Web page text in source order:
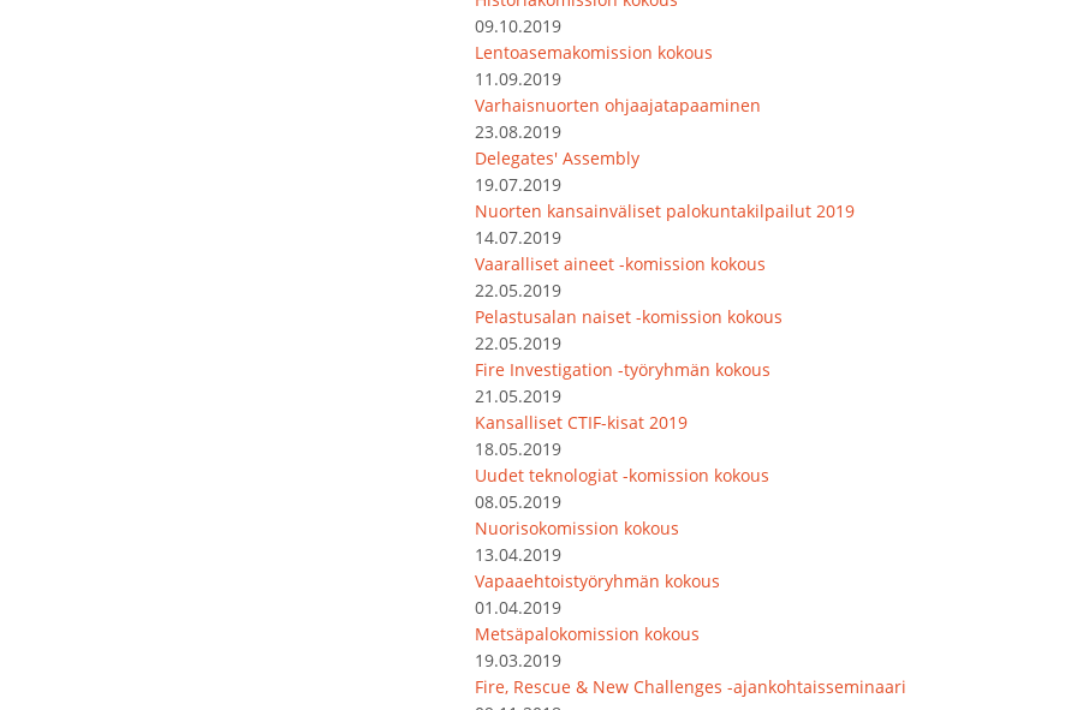
09.10.2019
Lentoasemakomission kokous
11.09.2019
Varhaisnuorten ohjaajatapaaminen
23.08.2019
Delegates' Assembly
19.07.2019
Nuorten kansainväliset palokuntakilpailut 2019
14.07.2019
Vaaralliset aineet -komission kokous
22.05.2019
Pelastusalan naiset -komission kokous
22.05.2019
Fire Investigation -työryhmän kokous
21.05.2019
Kansalliset CTIF-kisat 2019
18.05.2019
Uudet teknologiat -komission kokous
08.05.2019
Nuorisokomission kokous
13.04.2019
Vapaaehtoistyöryhmän kokous
01.04.2019
Metsäpalokomission kokous
19.03.2019
Fire, Rescue & New Challenges -ajankohtaisseminaari